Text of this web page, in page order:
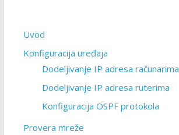
Uvod
Konfiguracija uređaja
Dodeljivanje IP adresa računarima
Dodeljivanje IP adresa ruterima
Konfiguracija OSPF protokola
Provera mreže